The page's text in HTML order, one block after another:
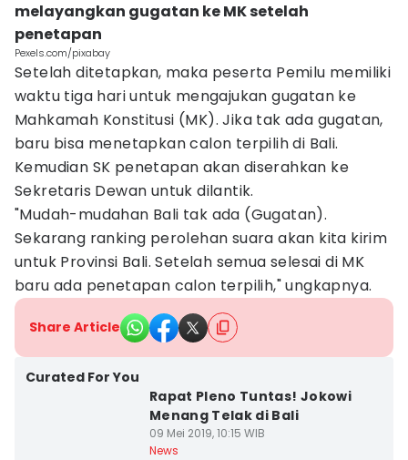
melayangkan gugatan ke MK setelah
penetapan
Pexels.com/pixabay
Setelah ditetapkan, maka peserta Pemilu memiliki
waktu tiga hari untuk mengajukan gugatan ke
Mahkamah Konstitusi (MK). Jika tak ada gugatan,
baru bisa menetapkan calon terpilih di Bali.
Kemudian SK penetapan akan diserahkan ke
Sekretaris Dewan untuk dilantik.
"Mudah-mudahan Bali tak ada (Gugatan).
Sekarang ranking perolehan suara akan kita kirim
untuk Provinsi Bali. Setelah semua selesai di MK
baru ada penetapan calon terpilih," ungkapnya.
Share Article
Curated For You
Rapat Pleno Tuntas! Jokowi
Menang Telak di Bali
09 Mei 2019, 10:15 WIB
News